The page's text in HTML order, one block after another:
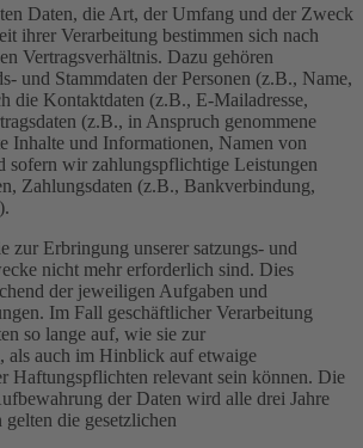
Daten, die Art, der Umfang und der Zweck
ihrer Verarbeitung bestimmen sich nach
Vertragsverhältnis. Dazu gehören
und Stammdaten der Personen (z.B., Name,
die Kontaktdaten (z.B., E-Mailadresse,
(z.B., in Anspruch genommene
Inhalte und Informationen, Namen von
sofern wir zahlungspflichtige Leistungen
Zahlungsdaten (z.B., Bankverbindung,
zur Erbringung unserer satzungs- und
nicht mehr erforderlich sind. Dies
der jeweiligen Aufgaben und
Im Fall geschäftlicher Verarbeitung
so lange auf, wie sie zur
als auch im Hinblick auf etwaige
Haftungspflichten relevant sein können. Die
der Daten wird alle drei Jahre
die gesetzlichen